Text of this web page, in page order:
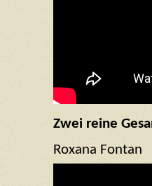
Zwei reine
Roxana Fontan